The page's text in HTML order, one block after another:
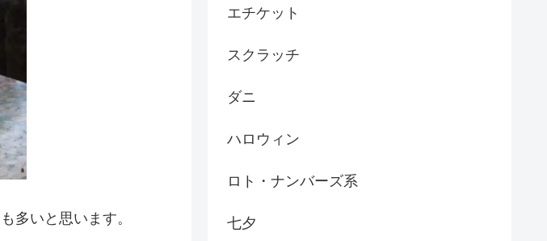
多いと思います。
エチケット
スクラッチ
ダニ
ハロウィン
ロト・ナンバーズ系
七夕